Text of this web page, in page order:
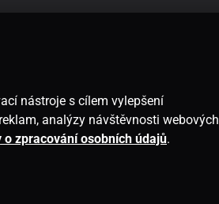
nástroje s cílem vylepšení
analýzy návštěvnosti webových
o zpracování osobních údajů.